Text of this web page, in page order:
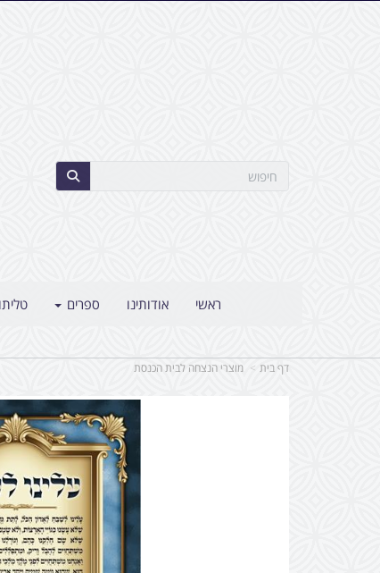
ראשי אודותינו ספרים
דף בית מוצרי הנצחה לבית הכנסת